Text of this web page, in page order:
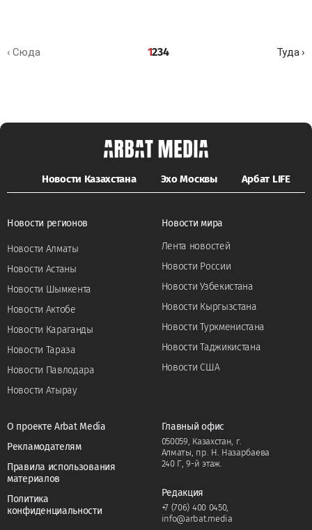
‹ Сюда 1234 Туда ›
Новости Казахстана Эхо Москвы Арбат LIFE
Новости регионов
Новости Алматы
Новости Астаны
Новости Шымкента
Новости Актобе
Новости Караганды
Новости Тараза
Новости Павлодара
Новости Атырау
Новости мира
Лента новостей
Новости России
Новости Узбекистана
Новости Кыргызстана
Новости Туркменистана
Новости Таджикистана
Новости США
О проекте Arbat Media
Рекламодателям
Правила использования
материалов
Политика
конфиденциальности
Главный офис
050059, Казахстан, г.
Алматы, пр. Н. Назарбаева
240 Г, 9-й этаж.
Редакция
+7 (706) 400 0450,
info@arbat.media